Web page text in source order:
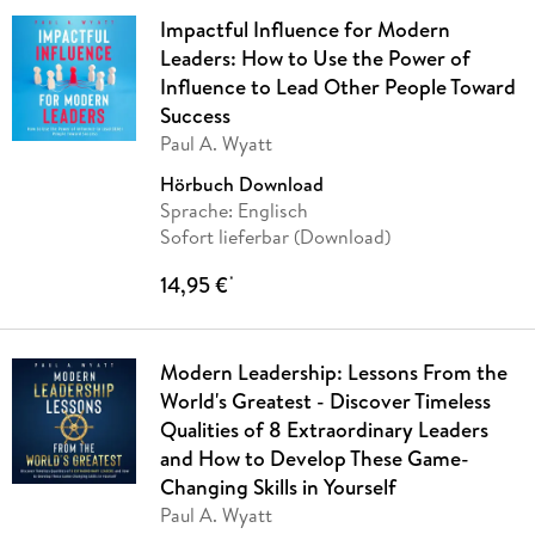
Impactful Influence for Modern
Leaders: How to Use the Power of
Influence to Lead Other People Toward
Success
Paul A. Wyatt
Hörbuch Download
Sprache: Englisch
Sofort lieferbar (Download)
14,95 €*
Modern Leadership: Lessons From the
World's Greatest - Discover Timeless
Qualities of 8 Extraordinary Leaders
and How to Develop These Game-
Changing Skills in Yourself
Paul A. Wyatt